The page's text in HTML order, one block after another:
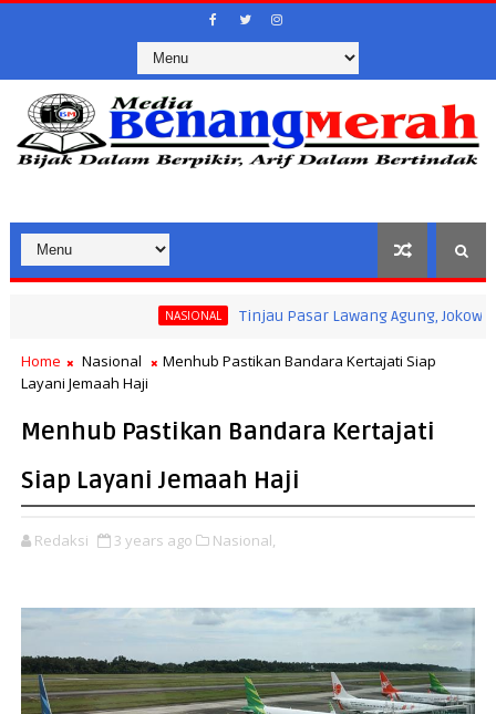
NASIONAL Tinjau Pasar Lawang Agung, Jokowi
Home Nasional
Menhub Pastikan Bandara Kertajati Siap
Layani Jemaah Haji
Menhub Pastikan Bandara Kertajati
Siap Layani Jemaah Haji
Redaksi 3 years ago Nasional,